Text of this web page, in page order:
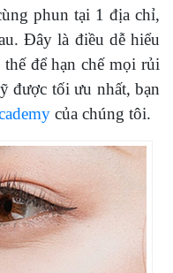
phun tại 1 địa chỉ,
Đây là điều dễ hiểu
để hạn chế mọi rủi
được tối ưu nhất, bạn
của chúng tôi.